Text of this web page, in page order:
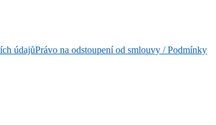
údajůPrávo na odstoupení od smlouvy / Podmínky